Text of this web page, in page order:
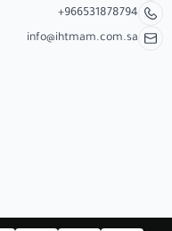
+966531878794
info@ihtmam.com.sa